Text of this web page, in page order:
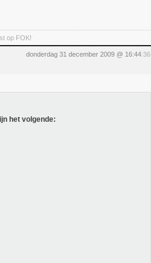
op FOK!
donderdag 31 december 2009 @ 16:44:36
het volgende: